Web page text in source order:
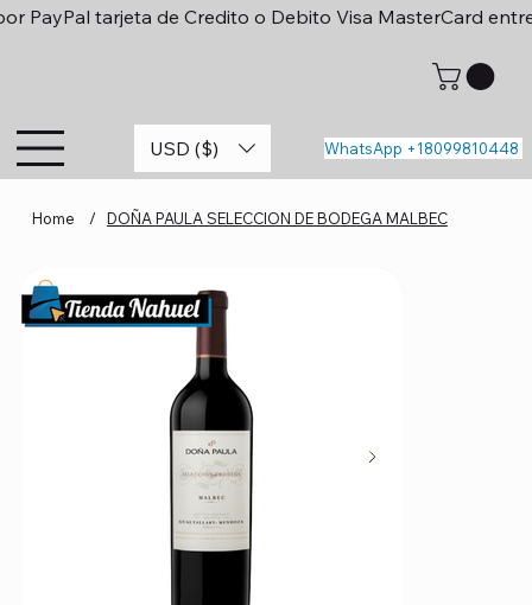
PayPal tarjeta de Credito o Debito Visa MasterCard
USD ($) WhatsApp +18099810448
Home / DOÑA PAULA SELECCION DE BODEGA MALBEC